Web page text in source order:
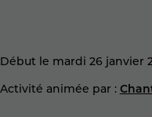
Début le mardi 26 janvier
Activité animée par :